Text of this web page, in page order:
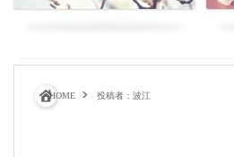
HOME 投稿者：波江